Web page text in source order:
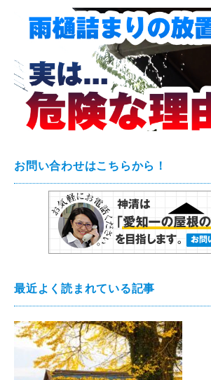
お問い合わせはこちらから！
最近よく読まれている記事